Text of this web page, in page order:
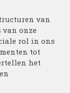
van
van onze
rol in ons
tot
het